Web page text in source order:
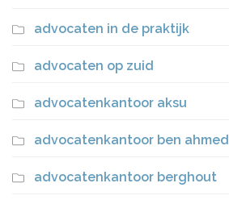
advocaten in de praktijk
advocaten op zuid
advocatenkantoor aksu
advocatenkantoor ben ahmed
advocatenkantoor berghout